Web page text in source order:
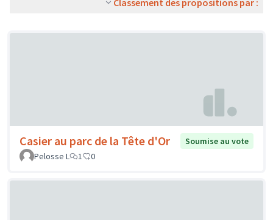
Classement des propositions par :
Casier au parc de la Tête d'Or
Soumise au vote
Pelosse L
1 0